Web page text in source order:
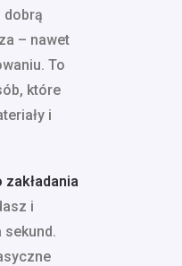
dobrą
– nawet
To
które
i
i
sekund.